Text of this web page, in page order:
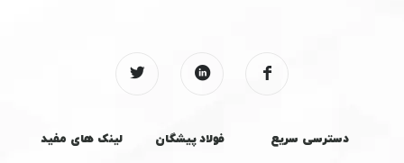
دسترسی سریع فولاد پیشگان لینک های مفید